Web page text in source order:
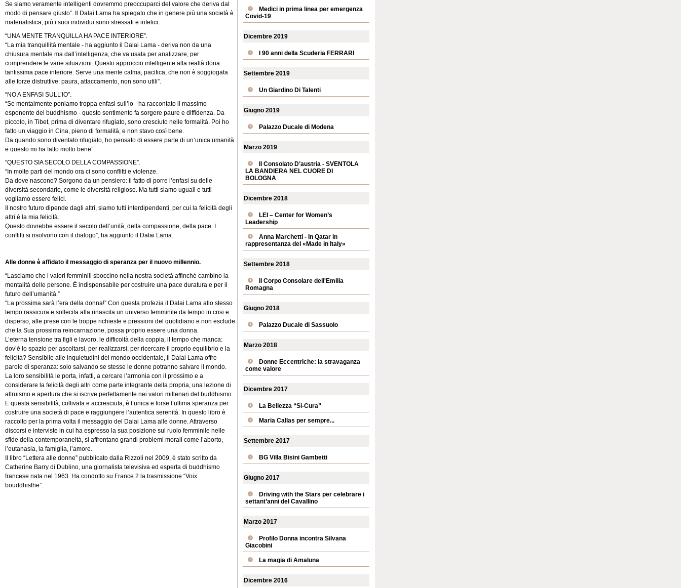
Se siamo veramente intelligenti dovremmo preoccuparci del valore che deriva dal
modo di pensare giusto”. Il Dalai Lama ha spiegato che in genere più una società è
materialistica, più i suoi individui sono stressati e infelici.
“UNA MENTE TRANQUILLA HA PACE INTERIORE”.
“La mia tranquillità mentale - ha aggiunto il Dalai Lama - deriva non da una
chiusura mentale ma dall’intelligenza, che va usata per analizzare, per
comprendere le varie situazioni. Questo approccio intelligente alla realtà dona
tantissima pace interiore. Serve una mente calma, pacifica, che non è soggiogata
alle forze distruttive: paura, attaccamento, non sono utili”.
“NO A ENFASI SULL’IO”.
“Se mentalmente poniamo troppa enfasi sull’io - ha raccontato il massimo
esponente del buddhismo - questo sentimento fa sorgere paure e diffidenza. Da
piccolo, in Tibet, prima di diventare rifugiato, sono cresciuto nelle formalità. Poi ho
fatto un viaggio in Cina, pieno di formalità, e non stavo così bene.
Da quando sono diventato rifugiato, ho pensato di essere parte di un’unica umanità
e questo mi ha fatto molto bene”.
“QUESTO SIA SECOLO DELLA COMPASSIONE”.
“In molte parti del mondo ora ci sono conflitti e violenze.
Da dove nascono? Sorgono da un pensiero: il fatto di porre l’enfasi su delle
diversità secondarie, come le diversità religiose. Ma tutti siamo uguali e tutti
vogliamo essere felici.
Il nostro futuro dipende dagli altri, siamo tutti interdipendenti, per cui la felicità degli
altri è la mia felicità.
Questo dovrebbe essere il secolo dell’unità, della compassione, della pace. I
conflitti si risolvono con il dialogo”, ha aggiunto il Dalai Lama.
Alle donne è affidato il messaggio di speranza per il nuovo millennio.
“Lasciamo che i valori femminili sboccino nella nostra società affinché cambino la
mentalità delle persone. È indispensabile per costruire una pace duratura e per il
futuro dell’umanità.”
“La prossima sarà l’era della donna!” Con questa profezia il Dalai Lama allo stesso
tempo rassicura e sollecita alla rinascita un universo femminile da tempo in crisi e
disperso, alle prese con le troppe richieste e pressioni del quotidiano e non esclude
che la Sua prossima reincarnazione, possa proprio essere una donna.
L’eterna tensione tra figli e lavoro, le difficoltà della coppia, il tempo che manca:
dov’è lo spazio per ascoltarsi, per realizzarsi, per ricercare il proprio equilibrio e la
felicità? Sensibile alle inquietudini del mondo occidentale, il Dalai Lama offre
parole di speranza: solo salvando se stesse le donne potranno salvare il mondo.
La loro sensibilità le porta, infatti, a cercare l’armonia con il prossimo e a
considerare la felicità degli altri come parte integrante della propria, una lezione di
altruismo e apertura che si iscrive perfettamente nei valori millenari del buddhismo.
E questa sensibilità, coltivata e accresciuta, è l’unica e forse l’ultima speranza per
costruire una società di pace e raggiungere l’autentica serenità. In questo libro è
raccolto per la prima volta il messaggio del Dalai Lama alle donne. Attraverso
discorsi e interviste in cui ha espresso la sua posizione sul ruolo femminile nelle
sfide della contemporaneità, si affrontano grandi problemi morali come l’aborto,
l’eutanasia, la famiglia, l’amore.
Il libro “Lettera alle donne” pubblicato dalla Rizzoli nel 2009, è stato scritto da
Catherine Barry di Dublino, una giornalista televisiva ed esperta di buddhismo
francese nata nel 1963. Ha condotto su France 2 la trasmissione “Voix
bouddhisthe”.
Medici in prima linea per emergenza
Covid-19
Dicembre 2019
I 90 anni della Scuderia FERRARI
Settembre 2019
Un Giardino Di Talenti
Giugno 2019
Palazzo Ducale di Modena
Marzo 2019
Il Consolato D’austria - SVENTOLA
LA BANDIERA NEL CUORE DI
BOLOGNA
Dicembre 2018
LEI – Center for Women’s
Leadership
Anna Marchetti - In Qatar in
rappresentanza del «Made in Italy»
Settembre 2018
Il Corpo Consolare dell'Emilia
Romagna
Giugno 2018
Palazzo Ducale di Sassuolo
Marzo 2018
Donne Eccentriche: la stravaganza
come valore
Dicembre 2017
La Bellezza “Si-Cura”
Maria Callas per sempre...
Settembre 2017
BG Villa Bisini Gambetti
Giugno 2017
Driving with the Stars per celebrare i
settant’anni del Cavallino
Marzo 2017
Profilo Donna incontra Silvana
Giacobini
La magia di Amaluna
Dicembre 2016